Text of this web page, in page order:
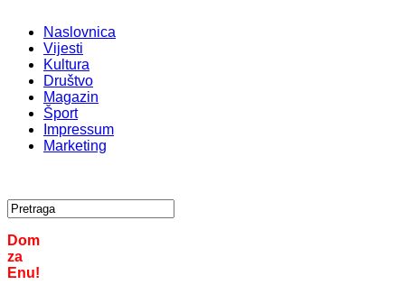
Naslovnica
Vijesti
Kultura
Društvo
Magazin
Šport
Impressum
Marketing
Dom
za
Enu!